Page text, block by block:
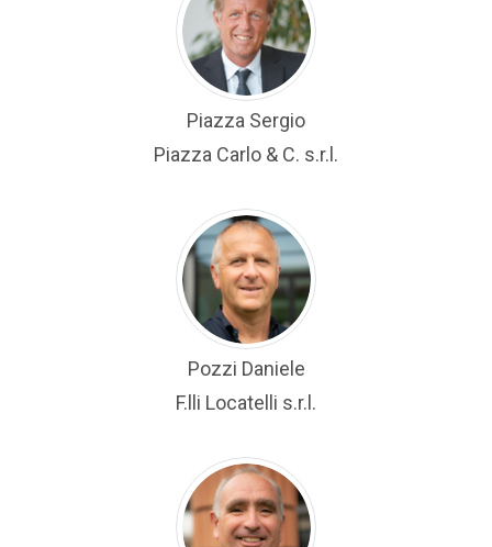
Piazza Sergio
Piazza Carlo & C. s.r.l.
Pozzi Daniele
F.lli Locatelli s.r.l.